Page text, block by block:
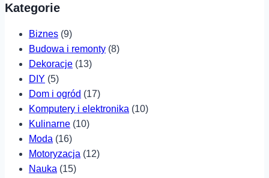
Kategorie
Biznes (9)
Budowa i remonty (8)
Dekoracje (13)
DIY (5)
Dom i ogród (17)
Komputery i elektronika (10)
Kulinarne (10)
Moda (16)
Motoryzacja (12)
Nauka (15)